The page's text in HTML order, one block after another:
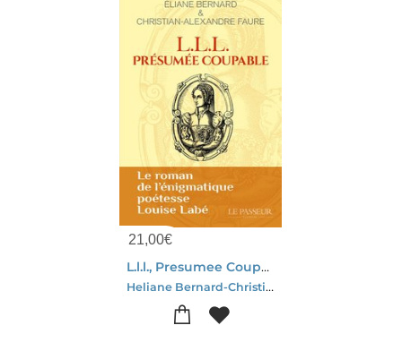
21,00€
L.l.l., Presumee Coupable
Heliane Bernard-Christian-alexandre Faure